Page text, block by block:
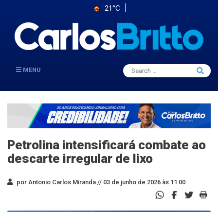
21°C
MENU
Search
for:
Search
Petrolina intensificará combate ao
descarte irregular de lixo
por Antonio Carlos Miranda // 03 de junho de 2026 às 11:00